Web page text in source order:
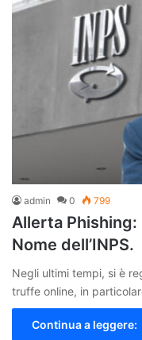
admin 0 799
Allerta Phishing:
Nome dell’INPS.
Negli ultimi tempi, si è
truffe online, in
Continua a leggere: